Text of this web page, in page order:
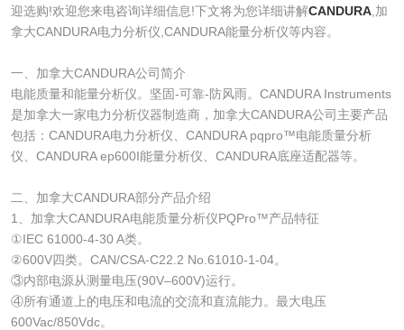
迎选购!欢迎您来电咨询详细信息!下文将为您详细讲解CANDURA,加
拿大CANDURA电力分析仪,CANDURA能量分析仪等内容。
一、加拿大CANDURA公司简介
电能质量和能量分析仪。坚固-可靠-防风雨。CANDURA Instruments
是加拿大一家电力分析仪器制造商，加拿大CANDURA公司主要产品
包括：CANDURA电力分析仪、CANDURA pqpro™电能质量分析
仪、CANDURA ep600I能量分析仪、CANDURA底座适配器等。
二、加拿大CANDURA部分产品介绍
1、加拿大CANDURA电能质量分析仪PQPro™产品特征
①IEC 61000-4-30 A类。
②600V四类。CAN/CSA-C22.2 No.61010-1-04。
③内部电源从测量电压(90V–600V)运行。
④所有通道上的电压和电流的交流和直流能力。最大电压
600Vac/850Vdc。